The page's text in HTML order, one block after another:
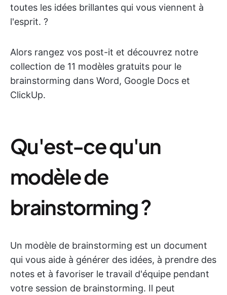
toutes les idées brillantes qui vous viennent à
l'esprit. ?
Alors rangez vos post-it et découvrez notre
collection de 11 modèles gratuits pour le
brainstorming dans Word, Google Docs et
ClickUp.
Qu'est-ce qu'un
modèle de
brainstorming ?
Un modèle de brainstorming est un document
qui vous aide à générer des idées, à prendre des
notes et à favoriser le travail d'équipe pendant
votre session de brainstorming. Il peut